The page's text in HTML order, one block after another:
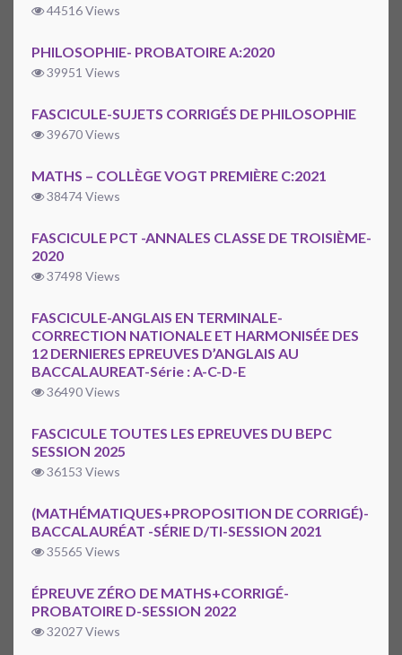
44516 Views
PHILOSOPHIE- PROBATOIRE A:2020
39951 Views
FASCICULE-SUJETS CORRIGÉS DE PHILOSOPHIE
39670 Views
MATHS – COLLÈGE VOGT PREMIÈRE C:2021
38474 Views
FASCICULE PCT -ANNALES CLASSE DE TROISIÈME-
2020
37498 Views
FASCICULE-ANGLAIS EN TERMINALE-
CORRECTION NATIONALE ET HARMONISÉE DES
12 DERNIERES EPREUVES D’ANGLAIS AU
BACCALAUREAT-Série : A-C-D-E
36490 Views
FASCICULE TOUTES LES EPREUVES DU BEPC
SESSION 2025
36153 Views
(MATHÉMATIQUES+PROPOSITION DE CORRIGÉ)-
BACCALAURÉAT -SÉRIE D/TI-SESSION 2021
35565 Views
ÉPREUVE ZÉRO DE MATHS+CORRIGÉ-
PROBATOIRE D-SESSION 2022
32027 Views